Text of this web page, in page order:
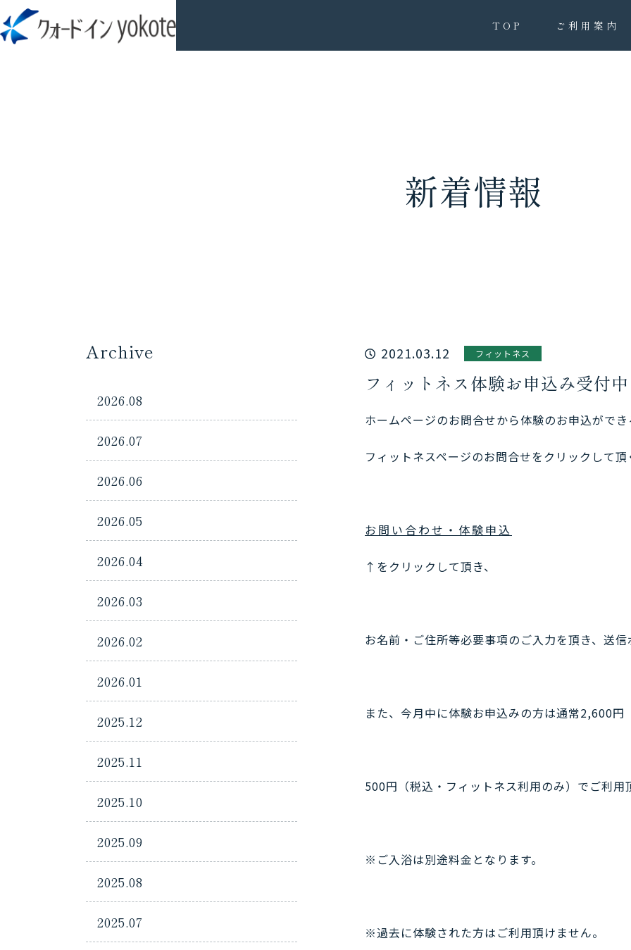
TOP ご利用案内
新着情報
2021.03.12 フィットネス
フィットネス体験お申込み受付中
ホームページのお問合せから体験のお申込ができ
フィットネスページのお問合せをクリックして頂
お問い合わせ・体験申込
↑をクリックして頂き、
お名前・ご住所等必要事項のご入力を頂き、送信
また、今月中に体験お申込みの方は通常2,600
500円（税込・フィットネス利用のみ）でご利用
※ご入浴は別途料金となります。
※過去に体験された方はご利用頂けません。
Archive
2026.08
2026.07
2026.06
2026.05
2026.04
2026.03
2026.02
2026.01
2025.12
2025.11
2025.10
2025.09
2025.08
2025.07